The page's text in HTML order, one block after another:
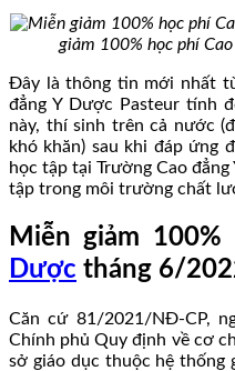
giảm 100% học phí
Đây là thông tin mới nhất
đẳng Y Dược Pasteur tính
này, thí sinh trên cả nước
khó khăn) sau khi đáp ứng
học tập tại Trường Cao
tập trong môi trường chất
Miễn giảm 100%
Dược tháng 6/
Căn cứ 81/2021/NĐ-CP,
Chính phủ Quy định về cơ
sở giáo dục thuộc hệ thống